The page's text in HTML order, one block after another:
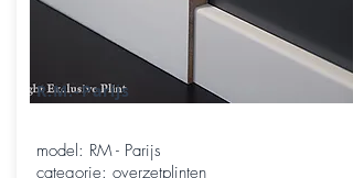
R.M.-Parijs
model: RM - Parijs
categorie: overzetplinten